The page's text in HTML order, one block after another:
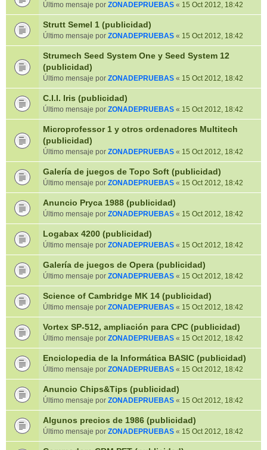
Último mensaje por ZONADEPRUEBAS « 15 Oct 2012, 18:42
Strutt Semel 1 (publicidad)
Último mensaje por ZONADEPRUEBAS « 15 Oct 2012, 18:42
Strumech Seed System One y Seed System 12
(publicidad)
Último mensaje por ZONADEPRUEBAS « 15 Oct 2012, 18:42
C.I.I. Iris (publicidad)
Último mensaje por ZONADEPRUEBAS « 15 Oct 2012, 18:42
Microprofessor 1 y otros ordenadores Multitech
(publicidad)
Último mensaje por ZONADEPRUEBAS « 15 Oct 2012, 18:42
Galería de juegos de Topo Soft (publicidad)
Último mensaje por ZONADEPRUEBAS « 15 Oct 2012, 18:42
Anuncio Pryca 1988 (publicidad)
Último mensaje por ZONADEPRUEBAS « 15 Oct 2012, 18:42
Logabax 4200 (publicidad)
Último mensaje por ZONADEPRUEBAS « 15 Oct 2012, 18:42
Galería de juegos de Opera (publicidad)
Último mensaje por ZONADEPRUEBAS « 15 Oct 2012, 18:42
Science of Cambridge MK 14 (publicidad)
Último mensaje por ZONADEPRUEBAS « 15 Oct 2012, 18:42
Vortex SP-512, ampliación para CPC (publicidad)
Último mensaje por ZONADEPRUEBAS « 15 Oct 2012, 18:42
Enciclopedia de la Informática BASIC (publicidad)
Último mensaje por ZONADEPRUEBAS « 15 Oct 2012, 18:42
Anuncio Chips&Tips (publicidad)
Último mensaje por ZONADEPRUEBAS « 15 Oct 2012, 18:42
Algunos precios de 1986 (publicidad)
Último mensaje por ZONADEPRUEBAS « 15 Oct 2012, 18:42